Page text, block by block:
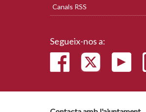
Canals RSS
Segueix-nos a: